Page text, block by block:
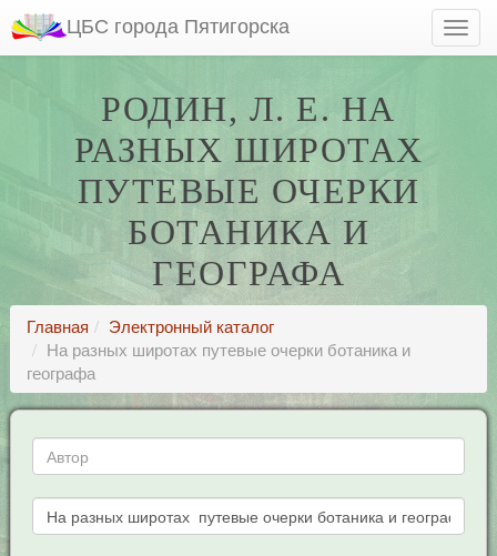
ЦБС города Пятигорска
РОДИН, Л. Е. НА
РАЗНЫХ ШИРОТАХ
ПУТЕВЫЕ ОЧЕРКИ
БОТАНИКА И
ГЕОГРАФА
Главная
Электронный каталог
На разных широтах путевые очерки ботаника и
географа